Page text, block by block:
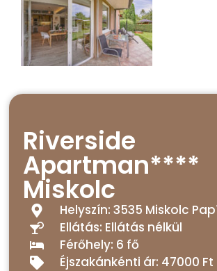
Riverside
Apartman****
Miskolc
Helyszín: 3535 Miskolc
Ellátás: Ellátás nélkül
Férőhely: 6 fő
Éjszakánkénti ár: 47000 Ft